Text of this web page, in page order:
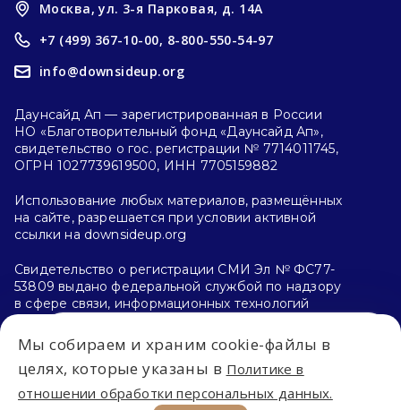
Впервые на сайте?
С чего начать?
Москва, ул. 3-я Парковая, д. 14А
+7 (499) 367-10-00, 8-800-550-54-97
info@downsideup.org
Даунсайд Ап — зарегистрированная в России
НО «Благотворительный фонд «Даунсайд Ап»,
свидетельство о гос. регистрации № 7714011745,
ОГРН 1027739619500, ИНН 7705159882
Использование любых материалов, размещённых
на сайте, разрешается при условии активной
ссылки на downsideup.org
Свидетельство о регистрации СМИ Эл № ФС77-
53809 выдано федеральной службой по надзору
в сфере связи, информационных технологий
и массовых коммуникаций (Роскомнадзор)
26.04.2013 г.
Политика конфиденциальности
Мы собираем и храним cookie-файлы в
целях, которые указаны в Политике в
отношении обработки персональных данных.